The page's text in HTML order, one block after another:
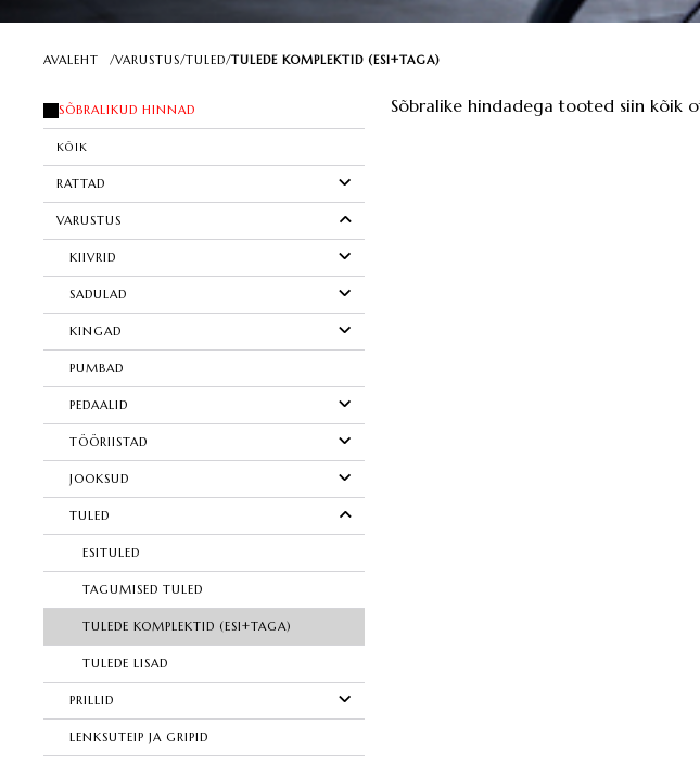
AVALEHT /VARUSTUS/TULED/TULEDE KOMPLEKTID (ESI+TAGA)
SÕBRALIKUD HINNAD
KÕIK
RATTAD
VARUSTUS
KIIVRID
SADULAD
KINGAD
PUMBAD
PEDAALID
TÖÖRIISTAD
JOOKSUD
TULED
ESITULED
TAGUMISED TULED
TULEDE KOMPLEKTID (ESI+TAGA)
TULEDE LISAD
PRILLID
LENKSUTEIP JA GRIPID
Sõbralike hindadega tooted siin kõik